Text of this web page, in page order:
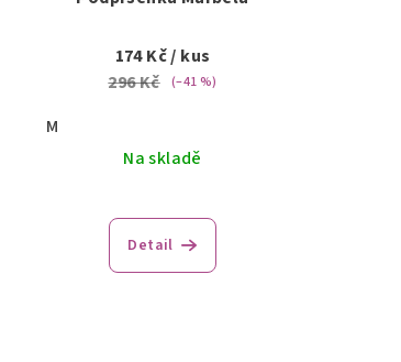
174 Kč/ kus
296 Kč
(–41 %)
M
Na skladě
Detail